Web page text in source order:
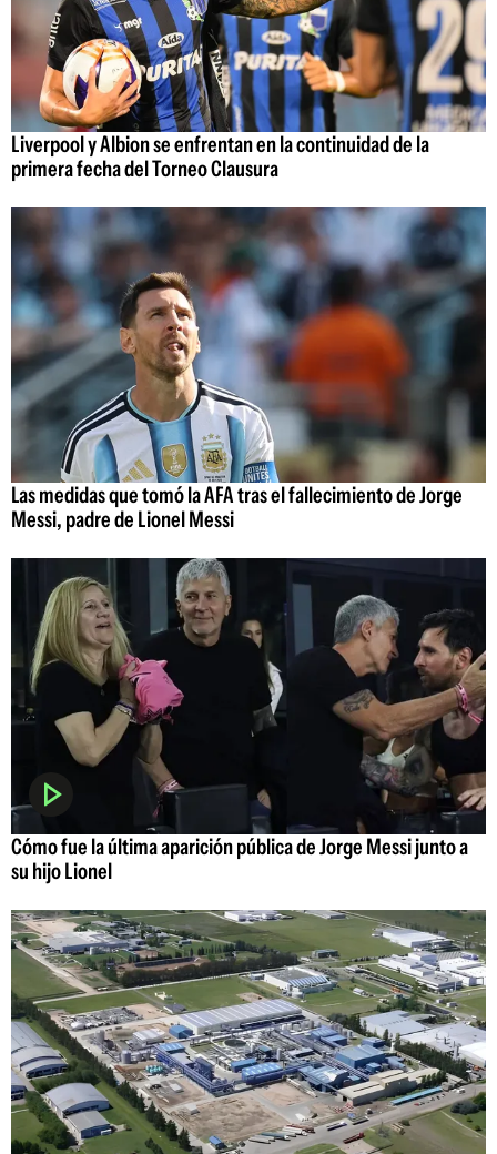
Liverpool y Albion se enfrentan en la continuidad de la
primera fecha del Torneo Clausura
Las medidas que tomó la AFA tras el fallecimiento de Jorge
Messi, padre de Lionel Messi
Cómo fue la última aparición pública de Jorge Messi junto a
su hijo Lionel